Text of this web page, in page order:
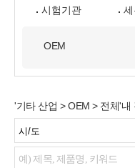
시험기관
세
OEM
'기타 산업 > OEM > 전체'내